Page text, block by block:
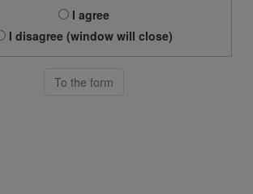
I agree
I disagree (window will close)
To the form